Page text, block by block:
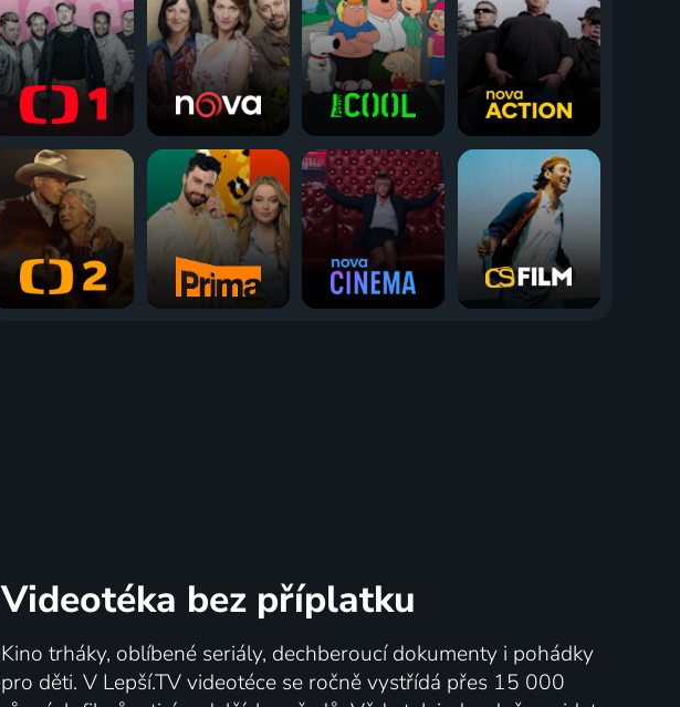
Videotéka bez příplatku
Kino trháky, oblíbené seriály, dechberoucí dokumenty i pohádky
pro děti. V Lepší.TV videotéce se ročně vystřídá přes 15 000